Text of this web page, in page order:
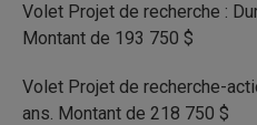
Volet Projet de recherche :
Montant de 193 750 $
Volet Projet de recherche-
ans. Montant de 218 750 $